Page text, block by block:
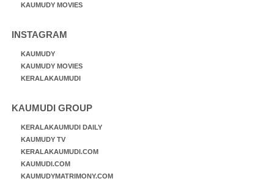
KAUMUDY MOVIES
INSTAGRAM
KAUMUDY
KAUMUDY MOVIES
KERALAKAUMUDI
KAUMUDI GROUP
KERALAKAUMUDI DAILY
KAUMUDY TV
KERALAKAUMUDI.COM
KAUMUDI.COM
KAUMUDYMATRIMONY.COM